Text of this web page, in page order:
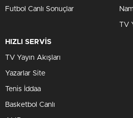
Futbol Canlı Sonuçlar
TV
HIZLI SERVİS
TV Yayın Akışları
Yazarlar Site
Tenis İddaa
Basketbol Canlı